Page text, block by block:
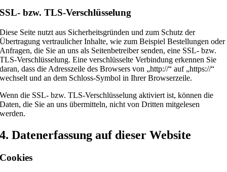
SSL- bzw. TLS-Verschlüsselung
Diese Seite nutzt aus Sicherheitsgründen und zum Schutz der
Übertragung vertraulicher Inhalte, wie zum Beispiel Bestellungen oder
Anfragen, die Sie an uns als Seitenbetreiber senden, eine SSL- bzw.
TLS-Verschlüsselung. Eine verschlüsselte Verbindung erkennen Sie
daran, dass die Adresszeile des Browsers von „http://“ auf „https://“
wechselt und an dem Schloss-Symbol in Ihrer Browserzeile.
Wenn die SSL- bzw. TLS-Verschlüsselung aktiviert ist, können die
Daten, die Sie an uns übermitteln, nicht von Dritten mitgelesen
werden.
4. Datenerfassung auf dieser Website
Cookies